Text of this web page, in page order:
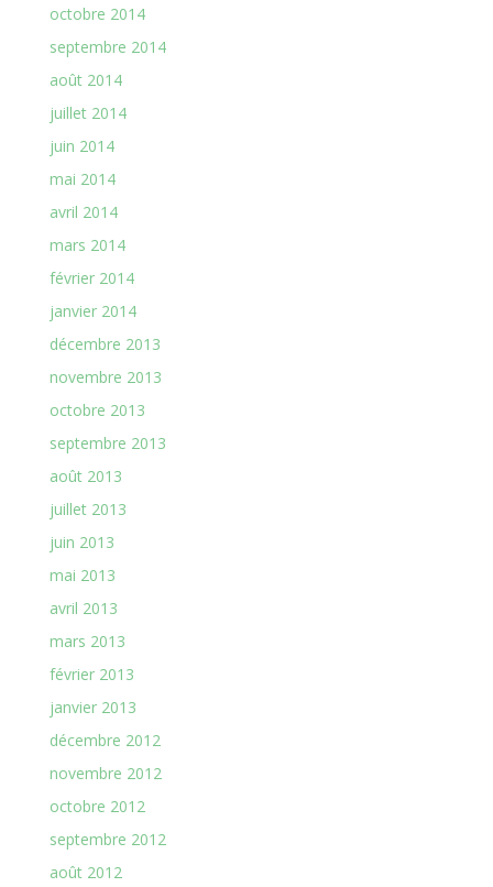
octobre 2014
septembre 2014
août 2014
juillet 2014
juin 2014
mai 2014
avril 2014
mars 2014
février 2014
janvier 2014
décembre 2013
novembre 2013
octobre 2013
septembre 2013
août 2013
juillet 2013
juin 2013
mai 2013
avril 2013
mars 2013
février 2013
janvier 2013
décembre 2012
novembre 2012
octobre 2012
septembre 2012
août 2012